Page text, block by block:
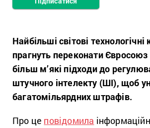
Найбільші світові технологічні
прагнуть переконати
більш м’які підходи до
штучного інтелекту (ШІ), щоб
багатомільярдних штрафів.
Про це повідомила